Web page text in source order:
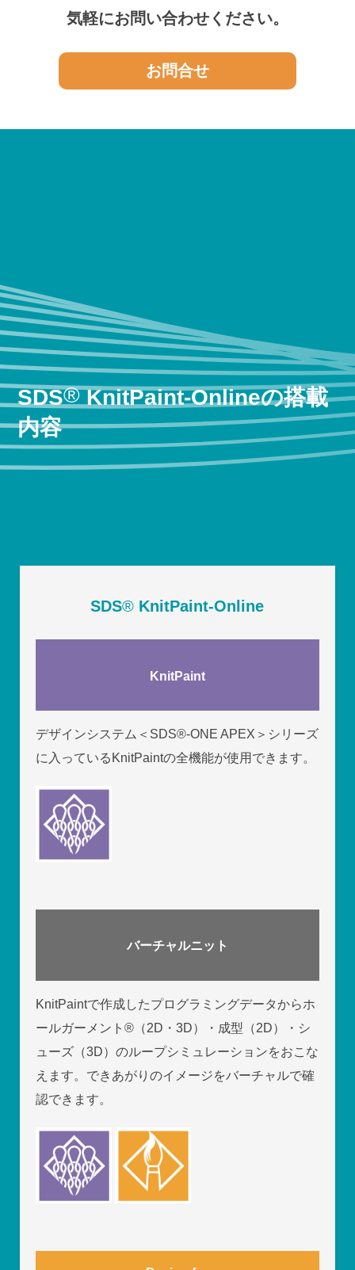
気軽にお問い合わせください。
お問合せ
SDS®KnitPaint-Onlineの搭載
内容
SDS® KnitPaint-Online
KnitPaint
デザインシステム＜SDS®-ONE APEX＞シリーズ
に入っているKnitPaintの全機能が使用できます。
バーチャルニット
KnitPaintで作成したプログラミングデータからホ
ールガーメント ®（2D・3D）・成型（2D）・シ
ューズ（3D）のループシミュレーションをおこな
えます。できあがりのイメージをバーチャルで確
認できます。